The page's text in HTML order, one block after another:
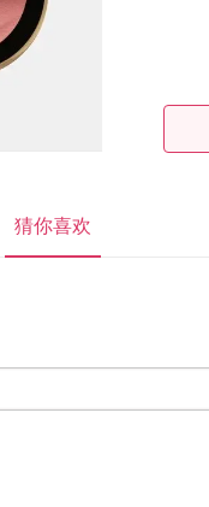
猜你喜欢